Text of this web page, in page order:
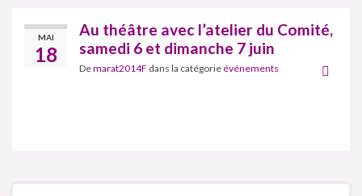
MAI
18
Au théâtre avec l’atelier du Comité,
samedi 6 et dimanche 7 juin
Demarat2014F dans la catégorie événements